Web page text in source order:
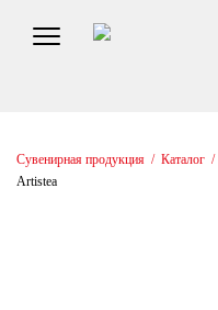
Сувенирная продукция / Каталог /
Artistea